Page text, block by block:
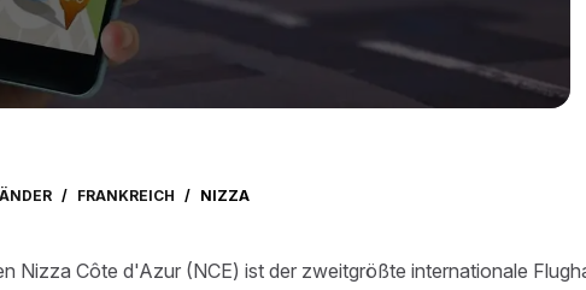
/ FRANKREICH / NIZZA
Nizza Côte d'Azur (NCE) ist der zweitgrößte internationale